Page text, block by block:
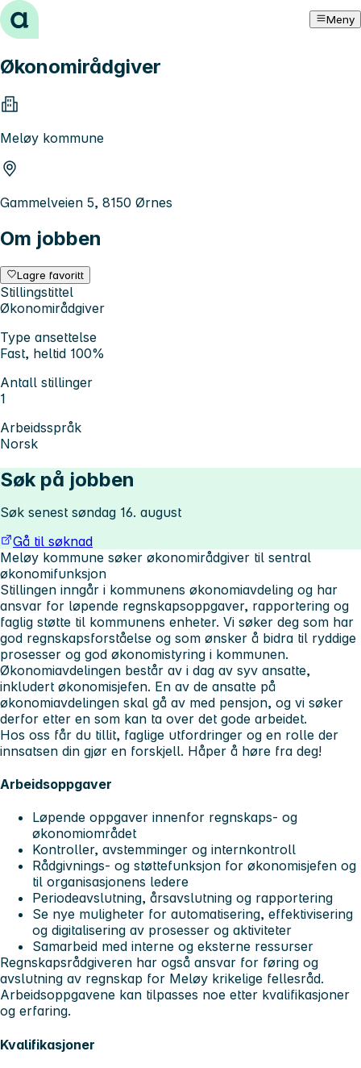
Hopp til innhold Meny
Økonomirådgiver
Meløy kommune
Gammelveien 5, 8150 Ørnes
Om jobben
Lagre favoritt
Stillingstittel
Økonomirådgiver
Type ansettelse
Fast, heltid 100%
Antall stillinger
1
Arbeidsspråk
Norsk
Søk på jobben
Søk senest søndag 16. august
Gå til søknad
Meløy kommune søker økonomirådgiver til sentral
økonomifunksjon
Stillingen inngår i kommunens økonomiavdeling og har
ansvar for løpende regnskapsoppgaver, rapportering og
faglig støtte til kommunens enheter. Vi søker deg som har
god regnskapsforståelse og som ønsker å bidra til ryddige
prosesser og god økonomistyring i kommunen.
Økonomiavdelingen består av i dag av syv ansatte,
inkludert økonomisjefen. En av de ansatte på
økonomiavdelingen skal gå av med pensjon, og vi søker
derfor etter en som kan ta over det gode arbeidet.
Hos oss får du tillit, faglige utfordringer og en rolle der
innsatsen din gjør en forskjell. Håper å høre fra deg!
Arbeidsoppgaver
Løpende oppgaver innenfor regnskaps- og
økonomiområdet
Kontroller, avstemminger og internkontroll
Rådgivnings- og støttefunksjon for økonomisjefen og
til organisasjonens ledere
Periodeavslutning, årsavslutning og rapportering
Se nye muligheter for automatisering, effektivisering
og digitalisering av prosesser og aktiviteter
Samarbeid med interne og eksterne ressurser
Regnskapsrådgiveren har også ansvar for føring og
avslutning av regnskap for Meløy krikelige fellesråd.
Arbeidsoppgavene kan tilpasses noe etter kvalifikasjoner
og erfaring.
Kvalifikasjoner